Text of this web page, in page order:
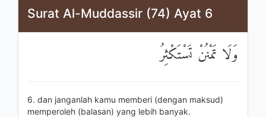
Surat Al-Muddassir (74) Ayat 6
وَلَا تَمْنُنْ تَسْتَكْثِرُ
6. dan janganlah kamu memberi (dengan maksud)
memperoleh (balasan) yang lebih banyak.